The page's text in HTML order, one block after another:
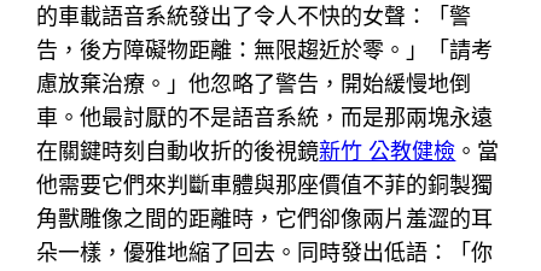
的車載語音系統發出了令人不快的女聲：「警
告，後方障礙物距離：無限趨近於零。」「請考
慮放棄治療。」他忽略了警告，開始緩慢地倒
車。他最討厭的不是語音系統，而是那兩塊永遠
在關鍵時刻自動收折的後視鏡新竹 公教健檢 。當
他需要它們來判斷車體與那座價值不菲的銅製獨
角獸雕像之間的距離時，它們卻像兩片羞澀的耳
朵一樣，優雅地縮了回去。同時發出低語：「你